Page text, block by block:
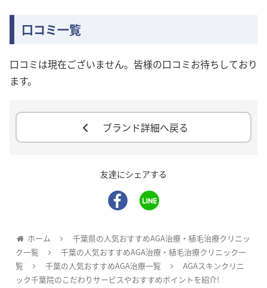
口コミ一覧
口コミは現在ございません。皆様の口コミお待ちしており
ます。
ブランド詳細へ戻る
友達にシェアする
ホーム
千葉県の人気おすすめAGA治療・植毛治療クリニッ
ク一覧
千葉の人気おすすめAGA治療・植毛治療クリニック一
覧
千葉の人気おすすめAGA治療一覧
AGAスキンクリニ
ック千葉院のこだわりサービスやおすすめポイントを紹介!